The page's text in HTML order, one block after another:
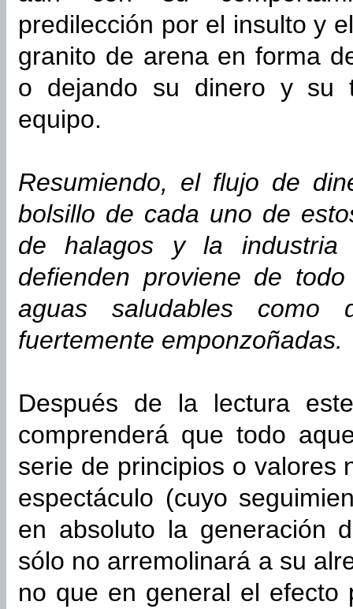
predilección por el insulto y
granito de arena en forma
o dejando su dinero y su
equipo.
Resumiendo, el flujo de
bolsillo de cada uno de
de halagos y la
defienden proviene de
aguas saludables como
fuertemente emponzoñadas.
Después de la lectura
comprenderá que todo
serie de principios o valores
espectáculo (cuyo
en absoluto la generación
sólo no arremolinará a su
no que en general el efecto